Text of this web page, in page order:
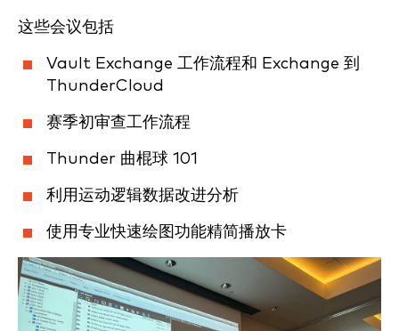
这些会议包括
Vault Exchange 工作流程和 Exchange 到
ThunderCloud
赛季初审查工作流程
Thunder 曲棍球 101
利用运动逻辑数据改进分析
使用专业快速绘图功能精简播放卡